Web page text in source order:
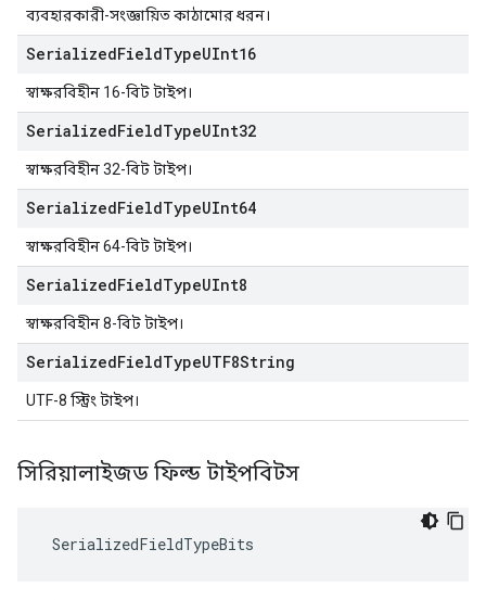
ব্যবহারকারী-সংজ্ঞায়িত কাঠামোর ধরন।
SerializedFieldTypeUInt16
স্বাক্ষরবিহীন 16-বিট টাইপ।
SerializedFieldTypeUInt32
স্বাক্ষরবিহীন 32-বিট টাইপ।
SerializedFieldTypeUInt64
স্বাক্ষরবিহীন 64-বিট টাইপ।
SerializedFieldTypeUInt8
স্বাক্ষরবিহীন 8-বিট টাইপ।
SerializedFieldTypeUTF8String
UTF-8 স্ট্রিং টাইপ।
সিরিয়ালাইজড ফিল্ড টাইপবিটস
SerializedFieldTypeBits